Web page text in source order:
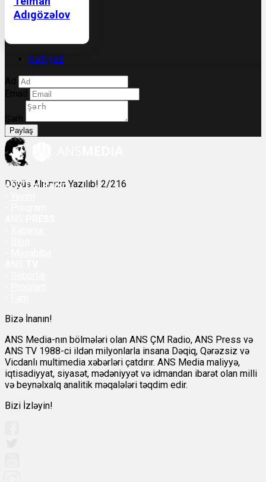
Adıgözəlov
Şərh yaz
Ad
Email
Şərh
Paylaş
Döyüş Alnınıza Yazılıb! 2/216
ANSÇM Radio
Bizə İnanın!
ANS Media-nın bölmələri olan ANS ÇM Radio, ANS Press və
ANS TV 1988-ci ildən milyonlarla insana Dəqiq, Qərəzsiz və
Vicdanlı multimedia xəbərləri çatdırır. ANS Media maliyyə,
iqtisadiyyat, siyasət, mədəniyyət və idmandan ibarət olan milli
və beynəlxalq analitik məqalələri təqdim edir.
Bizi İzləyin!